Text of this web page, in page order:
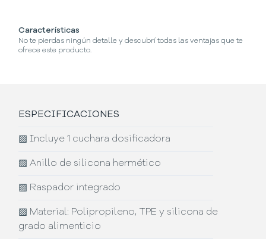
Características
No te pierdas ningún detalle y descubrí todas las ventajas que te
ofrece este producto.
ESPECIFICACIONES
▨Incluye 1 cuchara dosificadora
▨Anillo de silicona hermético
▨ Raspador integrado
▨ Material: Polipropileno, TPE y silicona de
grado alimenticio